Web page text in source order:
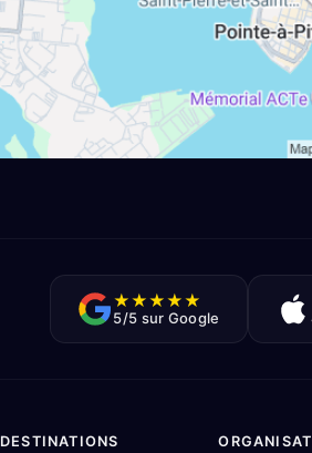
★★★★★
5/5 sur Google
DESTINATIONS